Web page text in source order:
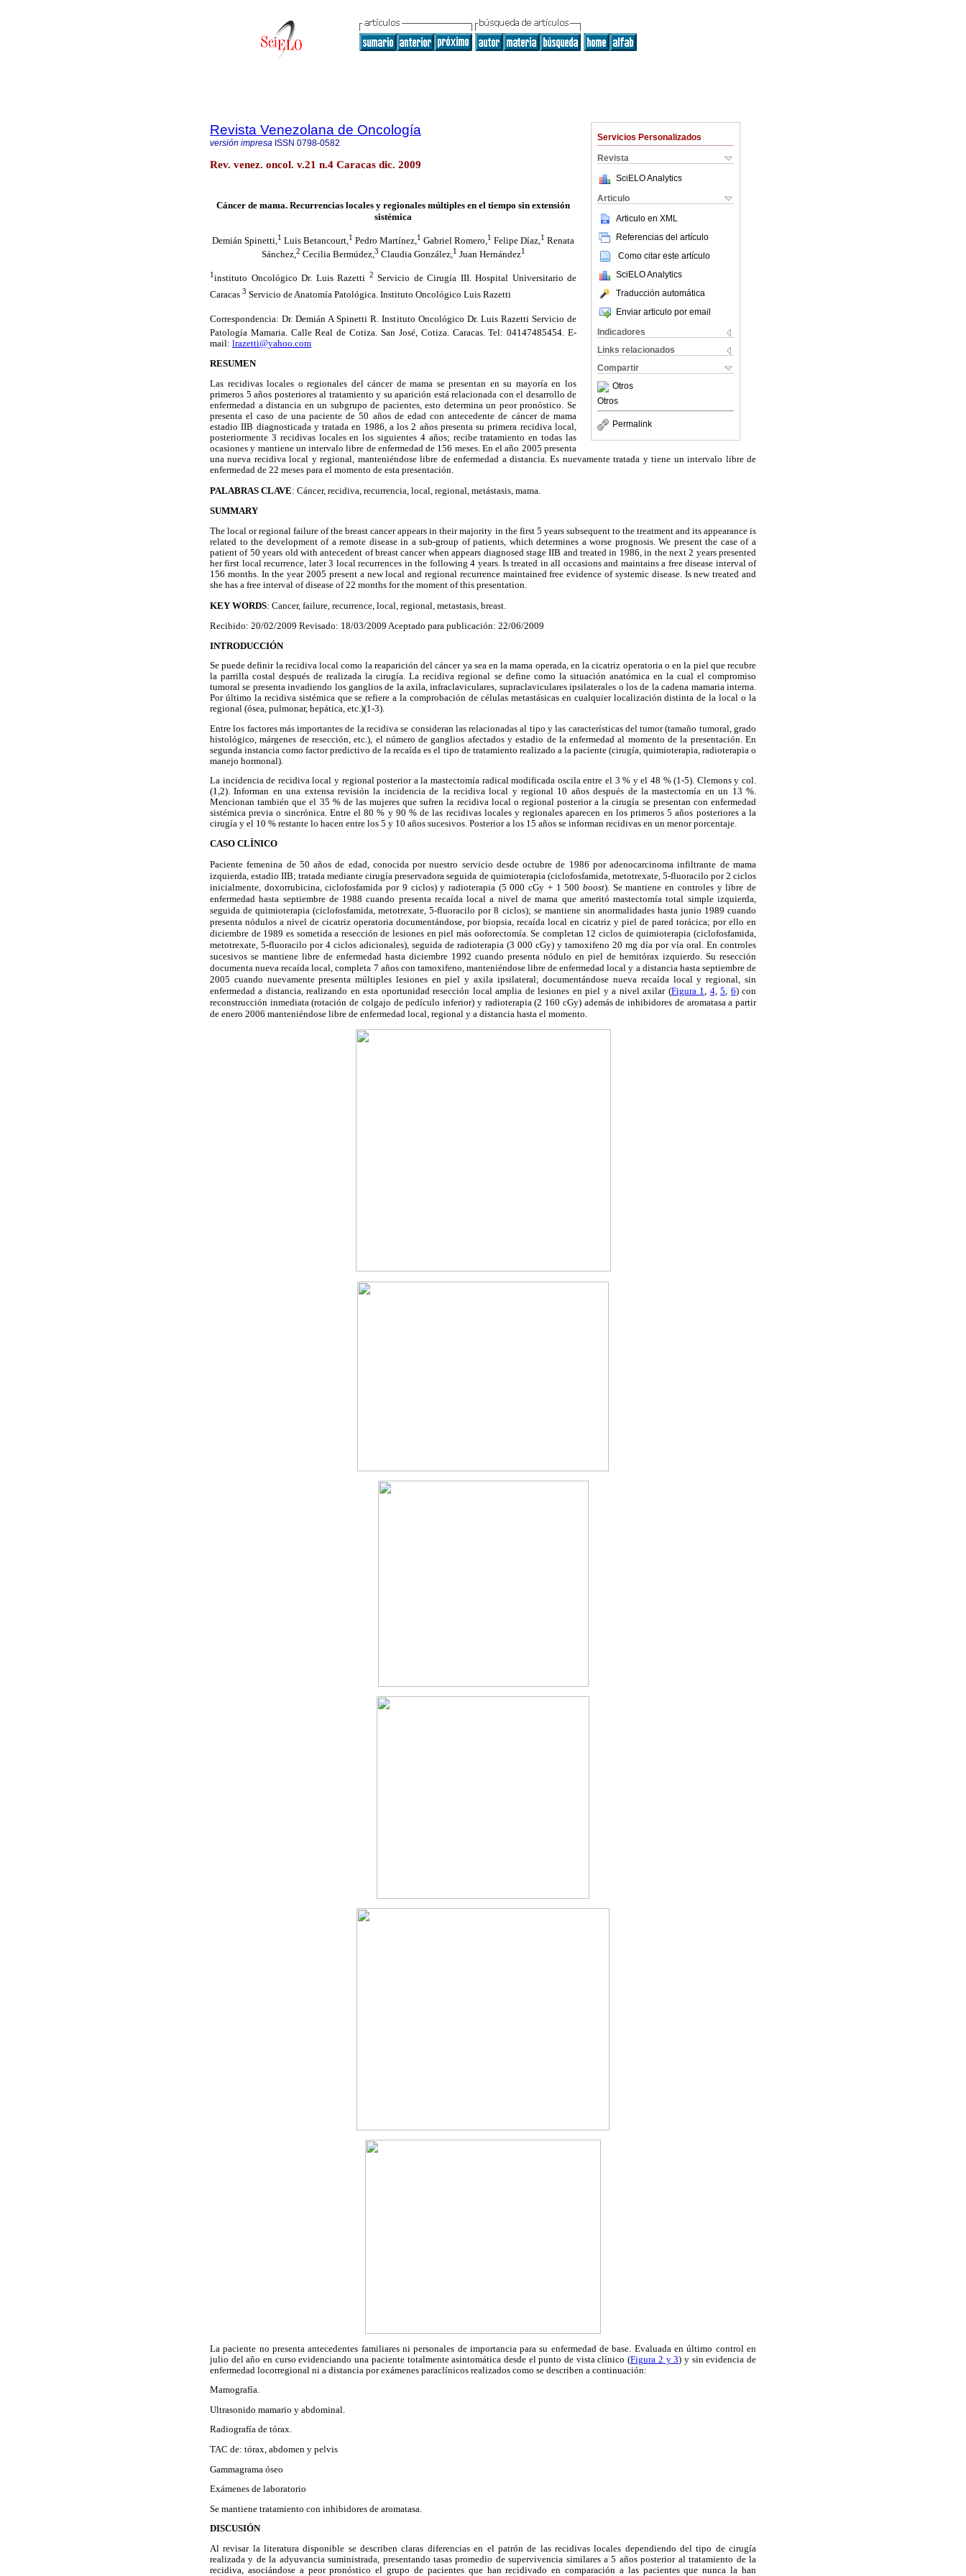
Servicios Personalizados
Revista
SciELO Analytics
Articulo
Articulo en XML
Referencias del artículo
Como citar este artículo
SciELO Analytics
Traducción automática
Enviar articulo por email
Indicadores
Links relacionados
Compartir
Otros
Otros
Permalink
Revista Venezolana de Oncología
versión impresa ISSN 0798-0582
Rev. venez. oncol. v.21 n.4 Caracas dic. 2009
Cáncer de mama. Recurrencias locales y regionales múltiples en el tiempo sin extensión
sistémica
Demián Spinetti, 1 Luis Betancourt, 1 Pedro Martínez, 1 Gabriel Romero, 1 Felipe Díaz, 1 Renata
Sánchez,2 Cecilia Bermúdez,3 Claudia González,1 Juan Hernández1
1instituto Oncológico Dr. Luis Razetti 2 Servicio de Cirugía III. Hospital Universitario de
Caracas 3 Servicio de Anatomía Patológica. Instituto Oncológico Luis Razetti
Correspondencia: Dr. Demián A Spinetti R. Instituto Oncológico Dr. Luis Razetti Servicio de
Patología Mamaria. Calle Real de Cotiza. San José, Cotiza. Caracas. Tel: 04147485454. E-
mail: lrazetti@yahoo.com
RESUMEN
Las recidivas locales o regionales del cáncer de mama se presentan en su mayoría en los
primeros 5 años posteriores al tratamiento y su aparición está relacionada con el desarrollo de
enfermedad a distancia en un subgrupo de pacientes, esto determina un peor pronóstico. Se
presenta el caso de una paciente de 50 años de edad con antecedente de cáncer de mama
estadio IIB diagnosticada y tratada en 1986, a los 2 años presenta su primera recidiva local,
posteriormente 3 recidivas locales en los siguientes 4 años; recibe tratamiento en todas las
ocasiones y mantiene un intervalo libre de enfermedad de 156 meses. En el año 2005 presenta
una nueva recidiva local y regional, manteniéndose libre de enfermedad a distancia. Es nuevamente tratada y tiene un intervalo libre de
enfermedad de 22 meses para el momento de esta presentación.
PALABRAS CLAVE: Cáncer, recidiva, recurrencia, local, regional, metástasis, mama.
SUMMARY
The local or regional failure of the breast cancer appears in their majority in the first 5 years subsequent to the treatment and its appearance is
related to the development of a remote disease in a sub-group of patients, which determines a worse prognosis. We present the case of a
patient of 50 years old with antecedent of breast cancer when appears diagnosed stage IIB and treated in 1986, in the next 2 years presented
her first local recurrence, later 3 local recurrences in the following 4 years. Is treated in all occasions and maintains a free disease interval of
156 months. In the year 2005 present a new local and regional recurrence maintained free evidence of systemic disease. Is new treated and
she has a free interval of disease of 22 months for the moment of this presentation.
KEY WORDS: Cancer, failure, recurrence, local, regional, metastasis, breast.
Recibido: 20/02/2009 Revisado: 18/03/2009 Aceptado para publicación: 22/06/2009
INTRODUCCIÓN
Se puede definir la recidiva local como la reaparición del cáncer ya sea en la mama operada, en la cicatriz operatoria o en la piel que recubre
la parrilla costal después de realizada la cirugía. La recidiva regional se define como la situación anatómica en la cual el compromiso
tumoral se presenta invadiendo los ganglios de la axila, infraclaviculares, supraclaviculares ipsilaterales o los de la cadena mamaria interna.
Por último la recidiva sistémica que se refiere a la comprobación de células metastásicas en cualquier localización distinta de la local o la
regional (ósea, pulmonar, hepática, etc.)(1-3).
Entre los factores más importantes de la recidiva se consideran las relacionadas al tipo y las características del tumor (tamaño tumoral, grado
histológico, márgenes de resección, etc.), el número de ganglios afectados y estadio de la enfermedad al momento de la presentación. En
segunda instancia como factor predictivo de la recaída es el tipo de tratamiento realizado a la paciente (cirugía, quimioterapia, radioterapia o
manejo hormonal).
La incidencia de recidiva local y regional posterior a la mastectomía radical modificada oscila entre el 3 % y el 48 % (1-5). Clemons y col.
(1,2). Informan en una extensa revisión la incidencia de la recidiva local y regional 10 años después de la mastectomía en un 13 %.
Mencionan también que el 35 % de las mujeres que sufren la recidiva local o regional posterior a la cirugía se presentan con enfermedad
sistémica previa o sincrónica. Entre el 80 % y 90 % de las recidivas locales y regionales aparecen en los primeros 5 años posteriores a la
cirugía y el 10 % restante lo hacen entre los 5 y 10 años sucesivos. Posterior a los 15 años se informan recidivas en un menor porcentaje.
CASO CLÍNICO
Paciente femenina de 50 años de edad, conocida por nuestro servicio desde octubre de 1986 por adenocarcinoma infiltrante de mama
izquierda, estadio IIB; tratada mediante cirugía preservadora seguida de quimioterapia (ciclofosfamida, metotrexate, 5-fluoracilo por 2 ciclos
inicialmente, doxorrubicina, ciclofosfamida por 9 ciclos) y radioterapia (5 000 cGy + 1 500 boost). Se mantiene en controles y libre de
enfermedad hasta septiembre de 1988 cuando presenta recaída local a nivel de mama que ameritó mastectomía total simple izquierda,
seguida de quimioterapia (ciclofosfamida, metotrexate, 5-fluoracilo por 8 ciclos); se mantiene sin anormalidades hasta junio 1989 cuando
presenta nódulos a nivel de cicatriz operatoria documentándose, por biopsia, recaída local en cicatriz y piel de pared torácica; por ello en
diciembre de 1989 es sometida a resección de lesiones en piel más ooforectomía. Se completan 12 ciclos de quimioterapia (ciclofosfamida,
metotrexate, 5-fluoracilo por 4 ciclos adicionales), seguida de radioterapia (3 000 cGy) y tamoxifeno 20 mg día por vía oral. En controles
sucesivos se mantiene libre de enfermedad hasta diciembre 1992 cuando presenta nódulo en piel de hemitórax izquierdo. Su resección
documenta nueva recaída local, completa 7 años con tamoxifeno, manteniéndose libre de enfermedad local y a distancia hasta septiembre de
2005 cuando nuevamente presenta múltiples lesiones en piel y axila ipsilateral; documentándose nueva recaída local y regional, sin
enfermedad a distancia, realizando en esta oportunidad resección local amplia de lesiones en piel y a nivel axilar (Figura 1, 4,5, 6) con
reconstrucción inmediata (rotación de colgajo de pedículo inferior) y radioterapia (2 160 cGy) además de inhibidores de aromatasa a partir
de enero 2006 manteniéndose libre de enfermedad local, regional y a distancia hasta el momento.
La paciente no presenta antecedentes familiares ni personales de importancia para su enfermedad de base. Evaluada en último control en
julio del año en curso evidenciando una paciente totalmente asintomática desde el punto de vista clínico (Figura 2 y 3) y sin evidencia de
enfermedad locorregional ni a distancia por exámenes paraclínicos realizados como se describen a continuación:
Mamografía.
Ultrasonido mamario y abdominal.
Radiografía de tórax.
TAC de: tórax, abdomen y pelvis
Gammagrama óseo
Exámenes de laboratorio
Se mantiene tratamiento con inhibidores de aromatasa.
DISCUSIÓN
Al revisar la literatura disponible se describen claras diferencias en el patrón de las recidivas locales dependiendo del tipo de cirugía
realizada y de la adyuvancia suministrada, presentando tasas promedio de supervivencia similares a 5 años posterior al tratamiento de la
recidiva, asociándose a peor pronóstico el grupo de pacientes que han recidivado en comparación a las pacientes que nunca la han